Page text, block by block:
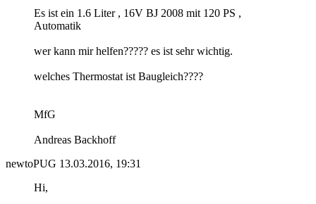
Es ist ein 1.6 Liter , 16V BJ 2008 mit 120 PS ,
Automatik
wer kann mir helfen????? es ist sehr wichtig.
welches Thermostat ist Baugleich????
MfG
Andreas Backhoff
newtoPUG 13.03.2016, 19:31
Hi,